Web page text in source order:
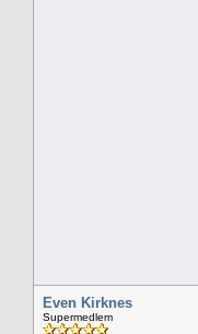
Even Kirknes
Supermedlem